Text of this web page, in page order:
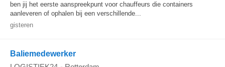
ben jij het eerste aanspreekpunt voor chauffeurs die containers
aanleveren of ophalen bij een verschillende...
gisteren
Baliemedewerker